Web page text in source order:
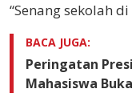
“Senang sekolah
BACA JUGA:
Peringatan
Mahasiswa